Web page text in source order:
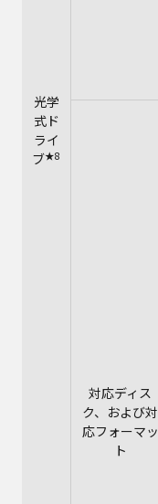
光学
式ド
ライ
ブ★8
対応ディス
ク、および対
応フォーマッ
ト